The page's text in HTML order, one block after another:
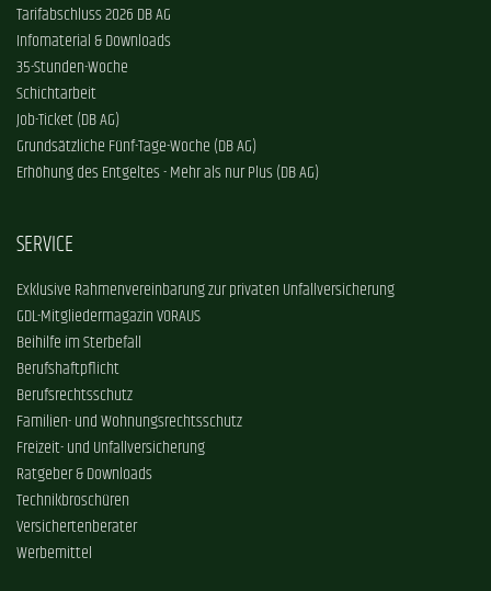
Tarifabschluss 2026 DB AG
Infomaterial & Downloads
35-Stunden-Woche
Schichtarbeit
Job-Ticket (DB AG)
Grundsätzliche Fünf-Tage-Woche (DB AG)
Erhöhung des Entgeltes - Mehr als nur Plus (DB AG)
SERVICE
Exklusive Rahmenvereinbarung zur privaten Unfallversicherung
GDL-Mitgliedermagazin VORAUS
Beihilfe im Sterbefall
Berufshaftpflicht
Berufsrechtsschutz
Familien- und Wohnungsrechtsschutz
Freizeit- und Unfallversicherung
Ratgeber & Downloads
Technikbroschüren
Versichertenberater
Werbemittel